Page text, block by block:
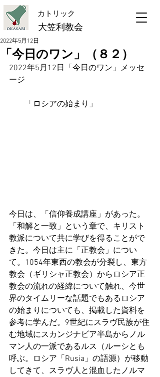
大笠利教会
​カトリック
「今日のワン」（８２）
2022年5月12日
2022年5月12日「今日のワン」メッセ
ージ
「ロシアの始まり」
今日は、「信仰養成講座」があった。
「和解と一致」という章で、キリスト
教派について共に学びを得ることがで
きた。今日は主に「正教会」につい
て。1054年東西の教会が分裂し、東方
教会（ギリシャ正教会）からロシア正
教会の流れの経緯について触れ、今世
界のタイムリーな話題でもあるロシア
の始まりについても、掲載した資料を
参考に学んだ。9世紀にスラヴ民族が住
む地域にスカンジナビア半島からノル
マン人の一派であるルス（ルーシとも
呼ぶ。ロシア「Rusia」の語源）が移動
してきて、スラヴ人と混血したノルマ